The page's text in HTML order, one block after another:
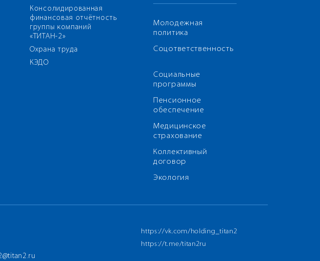
Консолидированная
финансовая отчётность
группы компаний
«ТИТАН-2»
Охрана труда
КЭДО
Молодежная
политика
Соцответственность
Социальные
программы
Пенсионное
обеспечение
Медицинское
страхование
Коллективный
договор
Экология
https://vk.com/holding_titan2
https://t.me/titan2ru